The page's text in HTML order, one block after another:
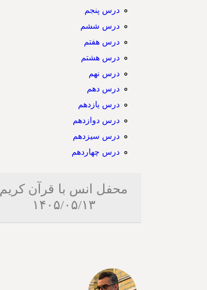
درس پنجم
درس ششم
درس هفتم
درس هشتم
درس نهم
درس دهم
درس یازدهم
درس دوازدهم
درس سیزدهم
درس چهاردهم
محفل انس با قرآن کریم
۱۴۰۵/۰۵/۱۳